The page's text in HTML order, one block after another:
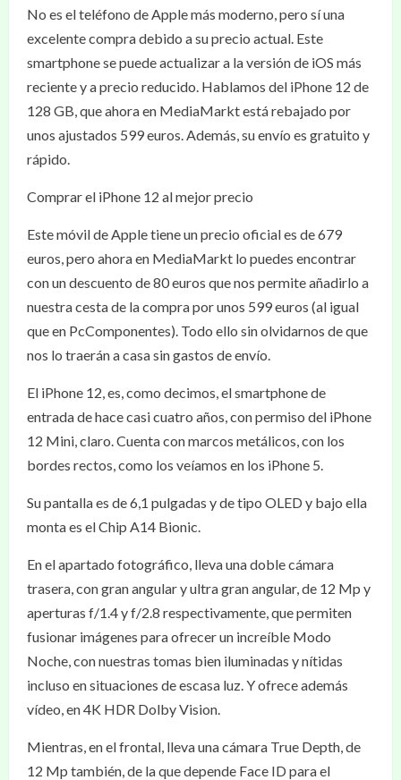
No es el teléfono de Apple más moderno, pero sí una
excelente compra debido a su precio actual. Este
smartphone se puede actualizar a la versión de iOS más
reciente y a precio reducido. Hablamos del iPhone 12 de
128 GB, que ahora en MediaMarkt está rebajado por
unos ajustados 599 euros. Además, su envío es gratuito y
rápido.
Comprar el iPhone 12 al mejor precio
Este móvil de Apple tiene un precio oficial es de 679
euros, pero ahora en MediaMarkt lo puedes encontrar
con un descuento de 80 euros que nos permite añadirlo a
nuestra cesta de la compra por unos 599 euros (al igual
que en PcComponentes). Todo ello sin olvidarnos de que
nos lo traerán a casa sin gastos de envío.
El iPhone 12, es, como decimos, el smartphone de
entrada de hace casi cuatro años, con permiso del iPhone
12 Mini, claro. Cuenta con marcos metálicos, con los
bordes rectos, como los veíamos en los iPhone 5.
Su pantalla es de 6,1 pulgadas y de tipo OLED y bajo ella
monta es el Chip A14 Bionic.
En el apartado fotográfico, lleva una doble cámara
trasera, con gran angular y ultra gran angular, de 12 Mp y
aperturas f/1.4 y f/2.8 respectivamente, que permiten
fusionar imágenes para ofrecer un increíble Modo
Noche, con nuestras tomas bien iluminadas y nítidas
incluso en situaciones de escasa luz. Y ofrece además
vídeo, en 4K HDR Dolby Vision.
Mientras, en el frontal, lleva una cámara True Depth, de
12 Mp también, de la que depende Face ID para el